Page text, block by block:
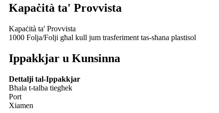
Kapaċità ta' Provvista
Kapaċità ta' Provvista
1000 Folja/Folji għal kull jum trasferiment tas-sħana plastisol
Ippakkjar u Kunsinna
Dettalji tal-Ippakkjar
Bħala t-talba tiegħek
Port
Xiamen